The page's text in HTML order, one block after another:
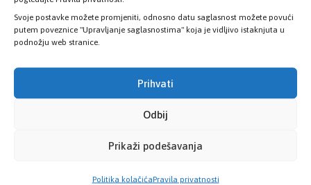
Svoje postavke možete promjeniti, odnosno datu saglasnost možete povući
putem poveznice "Upravljanje saglasnostima" koja je vidljivo istaknjuta u
podnožju web stranice.
Prihvati
Odbij
Prikaži podešavanja
Politika kolačićaPravila privatnosti